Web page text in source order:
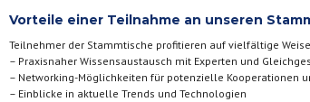
Vorteile einer Teilnahme an unseren
Teilnehmer der Stammtische profitieren auf vielfältige
– Praxisnaher Wissensaustausch mit Experten und
– Networking-Möglichkeiten für potenzielle Kooperationen
– Einblicke in aktuelle Trends und Technologien